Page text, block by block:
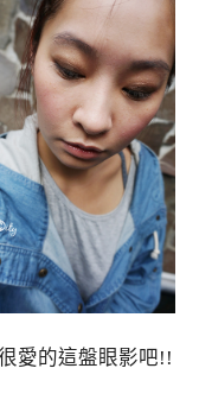
愛的這盤眼影吧!!